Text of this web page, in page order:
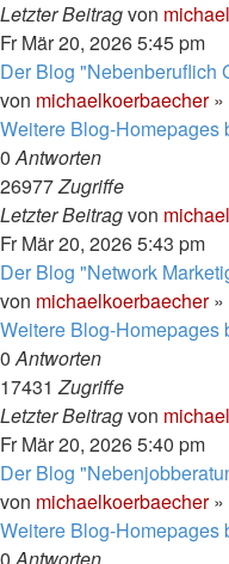
Letzter Beitragvon
Fr Mär 20, 2026 5:45 pm
Der Blog "Nebenberuflich
von michaelkoerbaecher»
Weitere Blog-Homepages
0Antworten
26977Zugriffe
Letzter Beitragvon
Fr Mär 20, 2026 5:43 pm
Der Blog "Network
von michaelkoerbaecher»
Weitere Blog-Homepages
0Antworten
17431Zugriffe
Letzter Beitragvon
Fr Mär 20, 2026 5:40 pm
Der Blog
von michaelkoerbaecher»
Weitere Blog-Homepages